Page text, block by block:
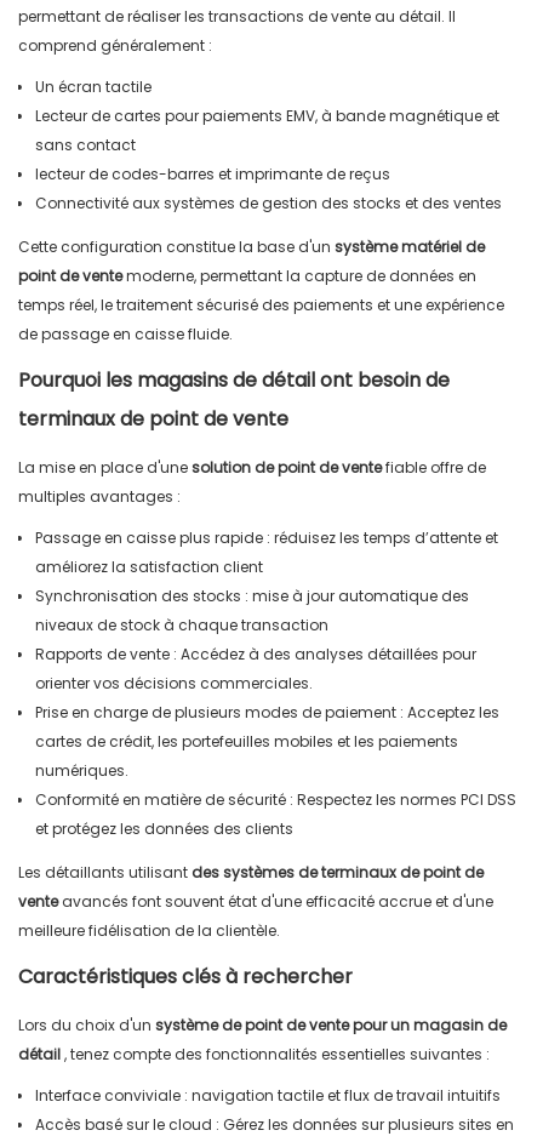
permettant de réaliser les transactions de vente au détail. Il
comprend généralement :
Un écran tactile
Lecteur de cartes pour paiements EMV, à bande magnétique et
sans contact
lecteur de codes-barres et imprimante de reçus
Connectivité aux systèmes de gestion des stocks et des ventes
Cette configuration constitue la base d'un système matériel de
point de ventemoderne, permettant la capture de données en
temps réel, le traitement sécurisé des paiements et une expérience
de passage en caisse fluide.
Pourquoi les magasins de détail ont besoin de
terminaux de point de vente
La mise en place d'unesolution de point de ventefiable offre de
multiples avantages :
Passage en caisse plus rapide : réduisez les temps d’attente et
améliorez la satisfaction client
Synchronisation des stocks : mise à jour automatique des
niveaux de stock à chaque transaction
Rapports de vente : Accédez à des analyses détaillées pour
orienter vos décisions commerciales.
Prise en charge de plusieurs modes de paiement : Acceptez les
cartes de crédit, les portefeuilles mobiles et les paiements
numériques.
Conformité en matière de sécurité : Respectez les normes PCI DSS
et protégez les données des clients
Les détaillants utilisant des systèmes de terminaux de point de
venteavancés font souvent état d'une efficacité accrue et d'une
meilleure fidélisation de la clientèle.
Caractéristiques clés à rechercher
Lors du choix d'un système de point de vente pour un magasin de
détail, tenez compte des fonctionnalités essentielles suivantes :
Interface conviviale : navigation tactile et flux de travail intuitifs
Accès basé sur le cloud : Gérez les données sur plusieurs sites en